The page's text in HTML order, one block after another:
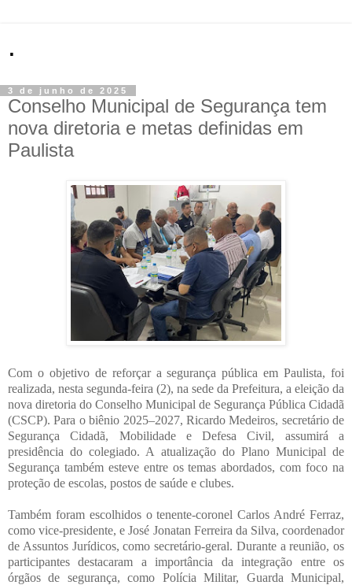
.
3 de junho de 2025
Conselho Municipal de Segurança tem
nova diretoria e metas definidas em
Paulista
Com o objetivo de reforçar a segurança pública em Paulista, foi
realizada, nesta segunda-feira (2), na sede da Prefeitura, a eleição da
nova diretoria do Conselho Municipal de Segurança Pública Cidadã
(CSCP). Para o biênio 2025–2027, Ricardo Medeiros, secretário de
Segurança Cidadã, Mobilidade e Defesa Civil, assumirá a
presidência do colegiado. A atualização do Plano Municipal de
Segurança também esteve entre os temas abordados, com foco na
proteção de escolas, postos de saúde e clubes.
Também foram escolhidos o tenente-coronel Carlos André Ferraz,
como vice-presidente, e José Jonatan Ferreira da Silva, coordenador
de Assuntos Jurídicos, como secretário-geral. Durante a reunião, os
participantes destacaram a importância da integração entre os
órgãos de segurança, como Polícia Militar, Guarda Municipal,